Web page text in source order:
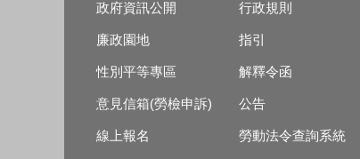
政府資訊公開
廉政園地
性別平等專區
意見信箱(勞檢申訴)
線上報名
行政規則
指引
解釋令函
公告
勞動法令查詢系統